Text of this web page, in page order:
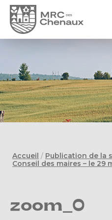
Accueil / Publication de la
Conseil des maires – le 29
zoom_0